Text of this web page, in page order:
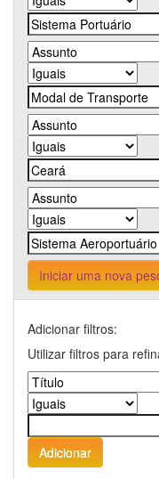
Iniciar uma nova
Adicionar filtros:
Utilizar filtros para